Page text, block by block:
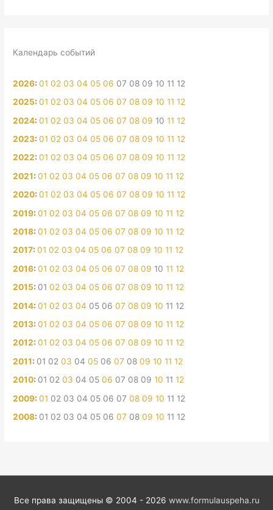
Календарь событий
2026:01 02 03 04 05 06 07 08 09 10 11 12
2025:01 02 03 04 05 06 07 08 09 10 11 12
2024:01 02 03 04 05 06 07 08 09 10 11 12
2023:01 02 03 04 05 06 07 08 09 10 11 12
2022:01 02 03 04 05 06 07 08 09 10 11 12
2021:01 02 03 04 05 06 07 08 09 10 11 12
2020:01 02 03 04 05 06 07 08 09 10 11 12
2019:01 02 03 04 05 06 07 08 09 10 11 12
2018:01 02 03 04 05 06 07 08 09 10 11 12
2017:01 02 03 04 05 06 07 08 09 10 11 12
2016:01 02 03 04 05 06 07 08 09 10 11 12
2015: 01 02 03 04 05 06 07 08 09 10 11 12
2014:01 02 03 04 05 06 07 08 09 10 11 12
2013:01 02 03 04 05 06 07 08 09 10 11 12
2012:01 02 03 04 05 06 07 08 09 10 11 12
2011: 01 02 03 04 05 06 07 08 09 10 11 12
2010: 01 02 03 04 05 06 07 08 09 10 11 12
2009:01 02 03 04 05 06 07 08 09 10 11 12
2008: 01 02 03 04 05 06 07 08 09 10 11 12
Все права защищены © 2004 - 2026 www.formulauspeha.ru